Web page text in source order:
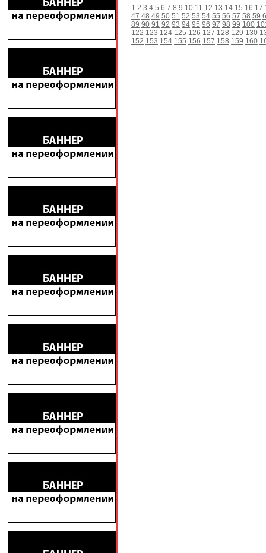
1 2 3 4 5 6 7 8 9 10 11 12 13 14 15 16 17
47 48 49 50 51 52 53 54 55 56 57 58 59
89 90 91 92 93 94 95 96 97 98 99 100
122 123 124 125 126 127 128 129 130
152 153 154 155 156 157 158 159 160